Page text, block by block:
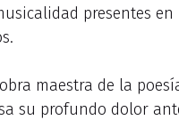
presentes
maestra de la
su profundo dolor